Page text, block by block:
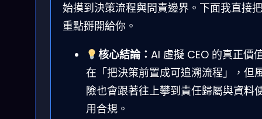
始摸到決策流程與問責邊界。下面我直接把
重點掰開給你。
核心結論： AI 虛擬 CEO 的真正價
在「把決策前置成可追溯流程」，但
險也會跟著往上攀到責任歸屬與資料
用合規。